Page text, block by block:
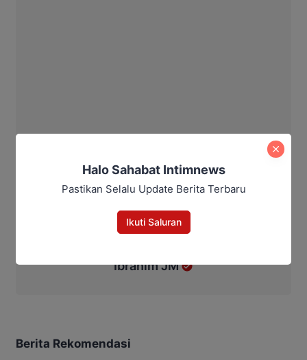
Ibrahim JM
Berita Rekomendasi
Halo Sahabat Intimnews
Pastikan Selalu Update Berita Terbaru
Ikuti Saluran